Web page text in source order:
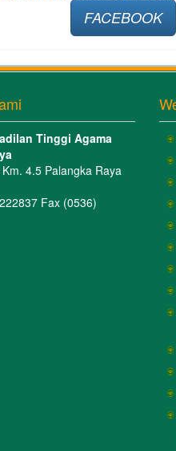
FACEBOOK
Tinggi Agama
4.5 Palangka Raya
Fax (0536)